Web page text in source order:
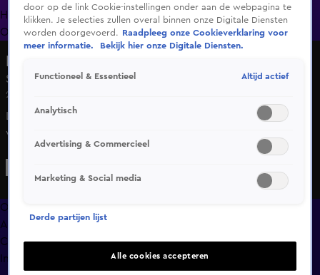
HomeUitzending Gemist Programma's De Bondgenoten
OranjezomerLivestreamsShop
Seizoen 1, aflevering 7
22 dec 2024, 21:33
Luna wil zich bewijzen en assisteert in de OK, tot ergernis
van Kyra. Ze krijgt te maken met een bullebak van een
chirurg. Kees behandelt een Bulgaarse man, die voor de
het om een crimineel gaat. Olivia ontvangt geld van een
patiënt en raakt in de verleiding om het te houden. Casper
zoekt toenadering tot Rose. Ingrid heeft als enige door dat
Milo zich niet lekker voelt.
Overzicht
Afleveringen
Clips
Info
door op de link Cookie-instellingen onder aan de webpagina te
klikken. Je selecties zullen overal binnen onze Digitale Diensten
worden doorgevoerd.
Raadpleeg onze Cookieverklaring voor
meer informatie.
Bekijk hier onze Digitale Diensten.
Functioneel & Essentieel Altijd actief
Analytisch
Advertising & Commercieel
Marketing & Social media
Derde partijen lijst
Alle cookies accepteren